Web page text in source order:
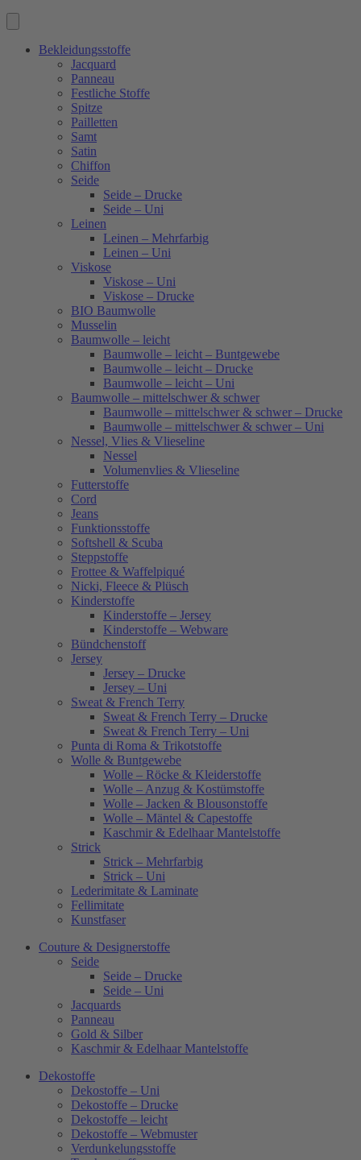
Bekleidungsstoffe
Jacquard
Panneau
Festliche Stoffe
Spitze
Pailletten
Samt
Satin
Chiffon
Seide
Seide – Drucke
Seide – Uni
Leinen
Leinen – Mehrfarbig
Leinen – Uni
Viskose
Viskose – Uni
Viskose – Drucke
BIO Baumwolle
Musselin
Baumwolle – leicht
Baumwolle – leicht – Buntgewebe
Baumwolle – leicht – Drucke
Baumwolle – leicht – Uni
Baumwolle – mittelschwer & schwer
Baumwolle – mittelschwer & schwer – Drucke
Baumwolle – mittelschwer & schwer – Uni
Nessel, Vlies & Vlieseline
Nessel
Volumenvlies & Vlieseline
Futterstoffe
Cord
Jeans
Funktionsstoffe
Softshell & Scuba
Steppstoffe
Frottee & Waffelpiqué
Nicki, Fleece & Plüsch
Kinderstoffe
Kinderstoffe – Jersey
Kinderstoffe – Webware
Bündchenstoff
Jersey
Jersey – Drucke
Jersey – Uni
Sweat & French Terry
Sweat & French Terry – Drucke
Sweat & French Terry – Uni
Punta di Roma & Trikotstoffe
Wolle & Buntgewebe
Wolle – Röcke & Kleiderstoffe
Wolle – Anzug & Kostümstoffe
Wolle – Jacken & Blousonstoffe
Wolle – Mäntel & Capestoffe
Kaschmir & Edelhaar Mantelstoffe
Strick
Strick – Mehrfarbig
Strick – Uni
Lederimitate & Laminate
Fellimitate
Kunstfaser
Couture & Designerstoffe
Seide
Seide – Drucke
Seide – Uni
Jacquards
Panneau
Gold & Silber
Kaschmir & Edelhaar Mantelstoffe
Dekostoffe
Dekostoffe – Uni
Dekostoffe – Drucke
Dekostoffe – leicht
Dekostoffe – Webmuster
Verdunkelungsstoffe